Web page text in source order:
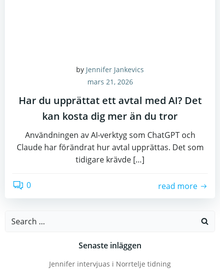
by Jennifer Jankevics
mars 21, 2026
Har du upprättat ett avtal med AI? Det
kan kosta dig mer än du tror
Användningen av AI-verktyg som ChatGPT och
Claude har förändrat hur avtal upprättas. Det som
tidigare krävde […]
0 read more
Search
Senaste inläggen
Jennifer intervjuas i Norrtelje tidning